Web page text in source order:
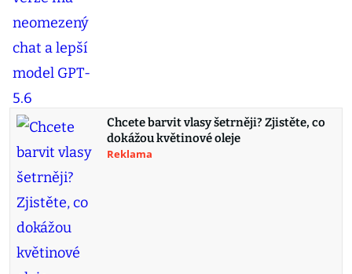
Chcete barvit vlasy šetrněji? Zjistěte, co
dokážou květinové oleje
Reklama